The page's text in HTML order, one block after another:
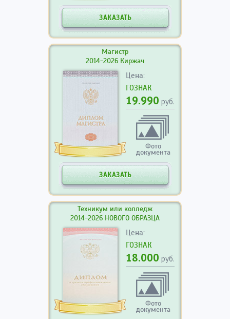
ЗАКАЗАТЬ
Магистр
2014-2026 Киржач
Цена:
ГОЗНАК
19.990 руб.
Фото
документа
ЗАКАЗАТЬ
Техникум или колледж
2014-2026 НОВОГО ОБРАЗЦА
Цена:
ГОЗНАК
18.000 руб.
Фото
документа